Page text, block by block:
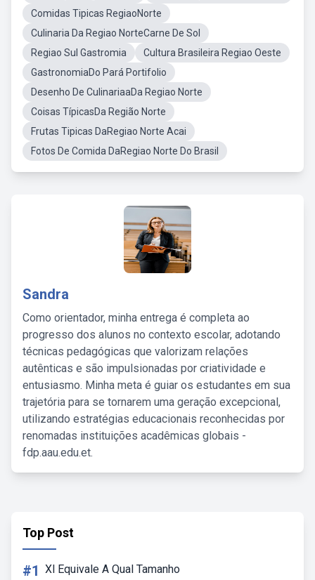
Comidas Tipicas RegiaoNorte
Culinaria Da Regiao NorteCarne De Sol
Regiao Sul Gastromia
Cultura Brasileira Regiao Oeste
GastronomiaDo Pará Portifolio
Desenho De CulinariaaDa Regiao Norte
Coisas TípicasDa Região Norte
Frutas Tipicas DaRegiao Norte Acai
Fotos De Comida DaRegiao Norte Do Brasil
Sandra
Como orientador, minha entrega é completa ao
progresso dos alunos no contexto escolar, adotando
técnicas pedagógicas que valorizam relações
autênticas e são impulsionadas por criatividade e
entusiasmo. Minha meta é guiar os estudantes em sua
trajetória para se tornarem uma geração excepcional,
utilizando estratégias educacionais reconhecidas por
renomadas instituições acadêmicas globais -
fdp.aau.edu.et.
Top Post
#1 Xl Equivale A Qual Tamanho